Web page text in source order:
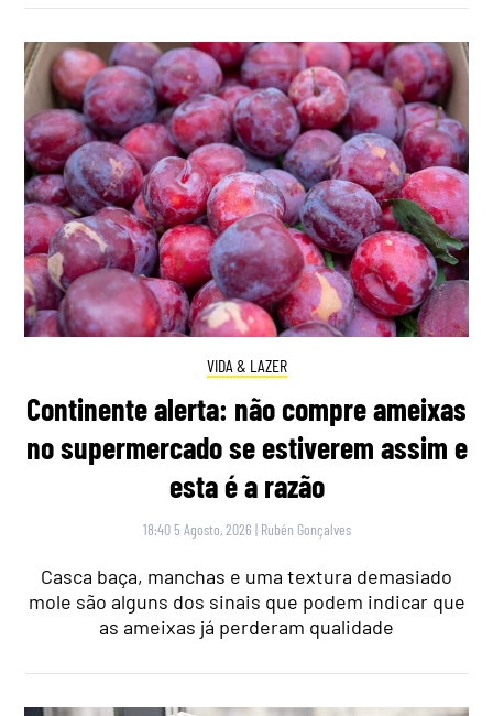
VIDA & LAZER
Continente alerta: não compre ameixas
no supermercado se estiverem assim e
esta é a razão
18:40 5 Agosto, 2026 | Rubén Gonçalves
Casca baça, manchas e uma textura demasiado
mole são alguns dos sinais que podem indicar que
as ameixas já perderam qualidade